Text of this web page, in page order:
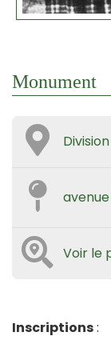
Monument
Voir le
Inscriptions: